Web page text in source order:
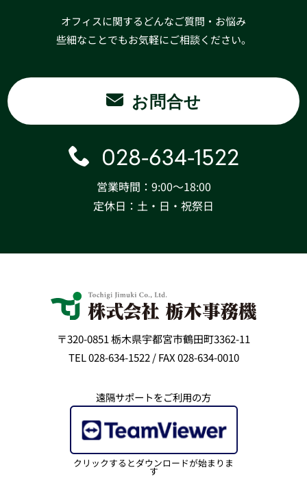
オフィスに関するどんなご質問・お悩み
些細なことでもお気軽にご相談ください。
お問合せ
028-634-1522
営業時間：9:00〜18:00
定休日：土・日・祝祭日
〒320-0851 栃木県宇都宮市鶴田町3362-11
TEL 028-634-1522 / FAX 028-634-0010
遠隔サポートをご利用の方
クリックするとダウンロードが始まりま
す